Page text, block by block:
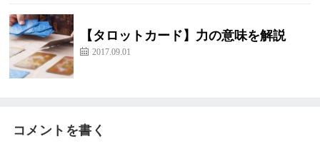
【タロットカード】力の意味を解説
2017.09.01
コメントを書く